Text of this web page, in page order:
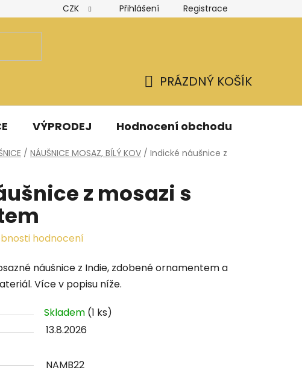
Hodnocení obchodu Obchodní podmínky
CZK Přihlášení Registrace
KOŠÍK
PRÁZDNÝ KOŠÍK
VÝPRODEJ Hodnocení obchodu
/ NÁUŠNICE MOSAZ, BÍLÝ KOV / Indické náušnice z
z mosazi s
hodnocení
náušnice z Indie, zdobené ornamentem a
Více v popisu níže.
Skladem (1 ks)
13.8.2026
NAMB22